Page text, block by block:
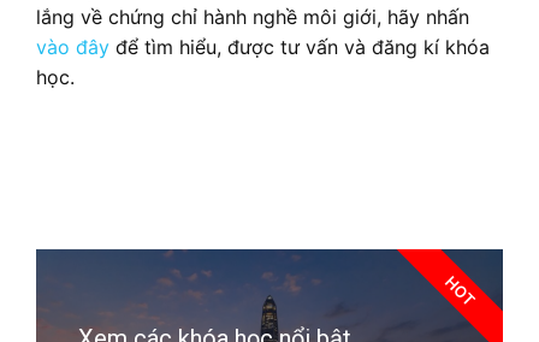
lắng về chứng chỉ hành nghề môi giới, hãy nhấn
vào đây để tìm hiểu, được tư vấn và đăng kí khóa
học.
HOT